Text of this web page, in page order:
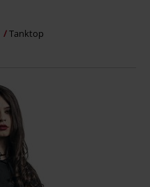
Tanktop